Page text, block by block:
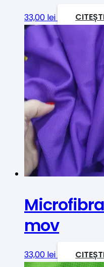
33,00 lei
mov
33,00 lei